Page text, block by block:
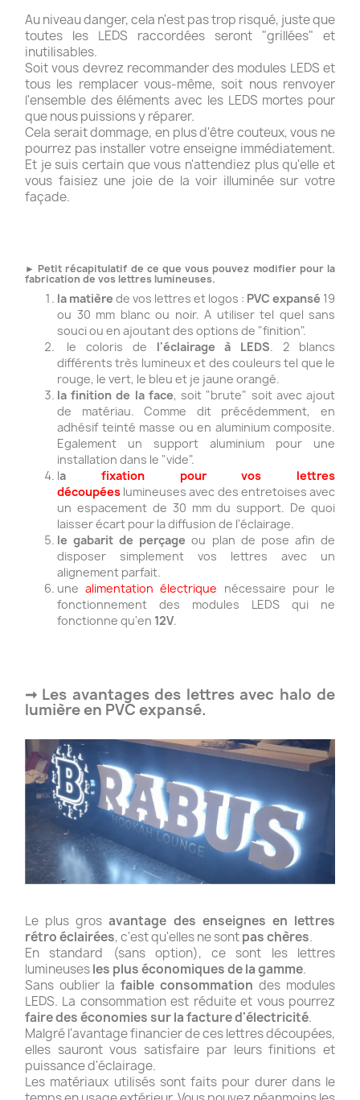
Au niveau danger, cela n'est pas trop risqué, juste que
toutes les LEDS raccordées seront "grillées" et
inutilisables.
Soit vous devrez recommander des modules LEDS et
tous les remplacer vous-même, soit nous renvoyer
l'ensemble des éléments avec les LEDS mortes pour
que nous puissions y réparer.
Cela serait dommage, en plus d'être couteux, vous ne
pourrez pas installer votre enseigne immédiatement.
Et je suis certain que vous n'attendiez plus qu'elle et
vous faisiez une joie de la voir illuminée sur votre
façade.
► Petit récapitulatif de ce que vous pouvez modifier pour la
fabrication de vos lettres lumineuses.
la matière de vos lettres et logos : PVC expansé 19
ou 30 mm blanc ou noir. A utiliser tel quel sans
souci ou en ajoutant des options de "finition".
le coloris de l'éclairage à LEDS. 2 blancs
différents très lumineux et des couleurs tel que le
rouge, le vert, le bleu et je jaune orangé.
la finition de la face, soit "brute" soit avec ajout
de matériau. Comme dit précédemment, en
adhésif teinté masse ou en aluminium composite.
Egalement un support aluminium pour une
installation dans le "vide".
la fixation pour vos lettres
découpées lumineuses avec des entretoises avec
un espacement de 30 mm du support. De quoi
laisser écart pour la diffusion de l'éclairage.
le gabarit de perçage ou plan de pose afin de
disposer simplement vos lettres avec un
alignement parfait.
unealimentation électrique nécessaire pour le
fonctionnement des modules LEDS qui ne
fonctionne qu'en 12V.
➞ Les avantages des lettres avec halo de
lumière en PVC expansé.
Le plus grosavantage des enseignes en lettres
rétro éclairées, c'est qu'elles ne sontpas chères.
En standard (sans option), ce sont les lettres
lumineusesles plus économiques de la gamme.
Sans oublier la faible consommation des modules
LEDS. La consommation est réduite et vous pourrez
faire des économies sur la facture d'électricité.
Malgré l'avantage financier de ces lettres découpées,
elles sauront vous satisfaire par leurs finitions et
puissance d'éclairage.
Les matériaux utilisés sont faits pour durer dans le